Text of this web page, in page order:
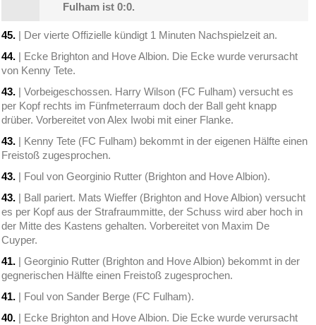
Fulham ist 0:0.
45. | Der vierte Offizielle kündigt 1 Minuten Nachspielzeit an.
44. | Ecke Brighton and Hove Albion. Die Ecke wurde verursacht
von Kenny Tete.
43. | Vorbeigeschossen. Harry Wilson (FC Fulham) versucht es
per Kopf rechts im Fünfmeterraum doch der Ball geht knapp
drüber. Vorbereitet von Alex Iwobi mit einer Flanke.
43. | Kenny Tete (FC Fulham) bekommt in der eigenen Hälfte einen
Freistoß zugesprochen.
43. | Foul von Georginio Rutter (Brighton and Hove Albion).
43. | Ball pariert. Mats Wieffer (Brighton and Hove Albion) versucht
es per Kopf aus der Strafraummitte, der Schuss wird aber hoch in
der Mitte des Kastens gehalten. Vorbereitet von Maxim De
Cuyper.
41. | Georginio Rutter (Brighton and Hove Albion) bekommt in der
gegnerischen Hälfte einen Freistoß zugesprochen.
41. | Foul von Sander Berge (FC Fulham).
40. | Ecke Brighton and Hove Albion. Die Ecke wurde verursacht